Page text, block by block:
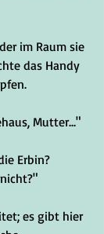
im Raum sie
das Handy
Mutter..."
Erbin?
es gibt hier